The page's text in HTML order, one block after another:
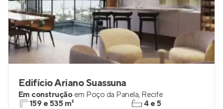
Edifício Ariano Suassuna
Em construção em Poço da Panela, Recife
159 e 535 m²
4 e 5